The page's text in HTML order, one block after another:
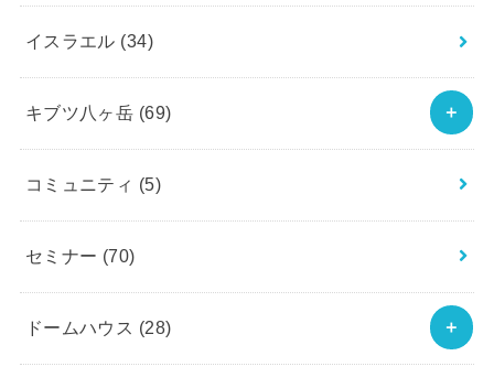
イスラエル (34)
キブツ八ヶ岳 (69)
コミュニティ (5)
セミナー (70)
ドームハウス (28)